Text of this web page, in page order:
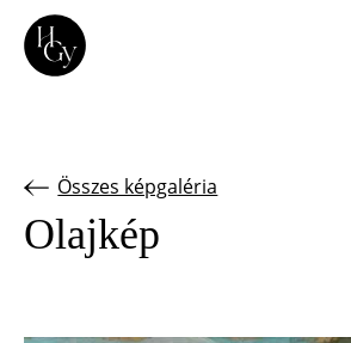
Összes képgaléria
Olajkép